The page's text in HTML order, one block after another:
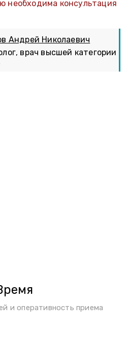
необходима консультация
Андрей Николаевич
врач высшей категории
и оперативность приема